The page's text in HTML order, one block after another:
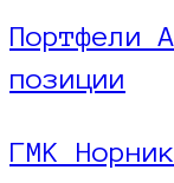
Портфели
позиции
ГМК